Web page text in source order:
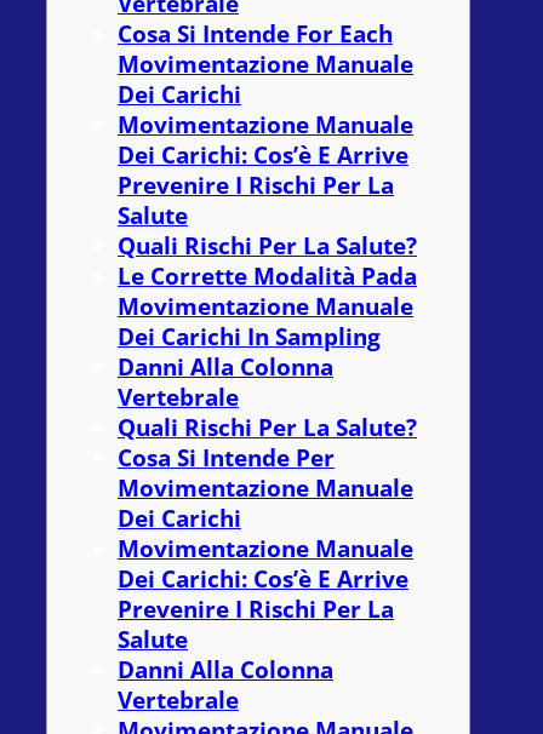
Cosa Si Intende For Each
Movimentazione Manuale
Dei Carichi
Movimentazione Manuale
Dei Carichi: Cos’è E Arrive
Prevenire I Rischi Per La
Salute
Quali Rischi Per La Salute?
Le Corrette Modalità Pada
Movimentazione Manuale
Dei Carichi In Sampling
Danni Alla Colonna
Vertebrale
Quali Rischi Per La Salute?
Cosa Si Intende Per
Movimentazione Manuale
Dei Carichi
Movimentazione Manuale
Dei Carichi: Cos’è E Arrive
Prevenire I Rischi Per La
Salute
Danni Alla Colonna
Vertebrale